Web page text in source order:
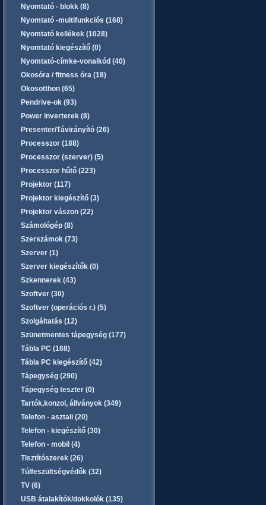
Nyomtató - blokk (8)
Nyomtató -multifunkciós (168)
Nyomtató kellékek (1028)
Nyomtató kiegészítő (0)
Nyomtató-címke-vonalkód (40)
Okosóra / fitness óra (18)
Okosotthon (65)
Pendrive-ok (93)
Power inverterek (8)
Presenter/Távirányító (26)
Processzor (188)
Processzor (szerver) (5)
Processzor hűtő (223)
Projektor (117)
Projektor kiegészítő (3)
Projektor vászon (22)
Számológép (8)
Szerszámok (73)
Szerver (1)
Szerver kiegészítők (0)
Szkennerek (43)
Szoftver (30)
Szoftver (operációs r.) (5)
Szolgáltatás (12)
Szünetmentes tápegység (177)
Tábla PC (168)
Tábla PC kiegészítő (42)
Tápegység (290)
Tápegység teszter (0)
Tartók,konzol, állványok (349)
Telefon - asztali (20)
Telefon - kiegészítő (30)
Telefon - mobil (4)
Tisztítószerek (26)
Túlfeszültségvédők (32)
TV (6)
USB átalakítók/dokkolók (135)